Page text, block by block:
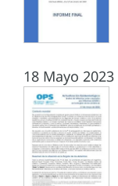
18 Mayo 2023